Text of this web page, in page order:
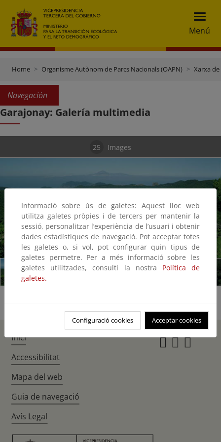
Menú
Home Organisme Autònom de Parcs Nacionals (OAPN) Xarxa
Navegación
Garajonay: Galería multimedia
25 Images
1/25
Informació sobre ús de galetes: Aquest lloc web
utilitza galetes pròpies i de tercers per mantenir la
sessió, personalitzar l’experiència de l’usuari i obtenir
dades estadístiques de navegació. Pot acceptar totes
les galetes o, si vol, pot configurar quin tipus de
galetes permetre. Per a més informació sobre les
galetes utilitzades, consulti la nostra Política de
galetes.
Configuració cookies Acceptar cookies
Inici
Accessibilitat
Mapa del web
Guia de navegació
Avís Legal